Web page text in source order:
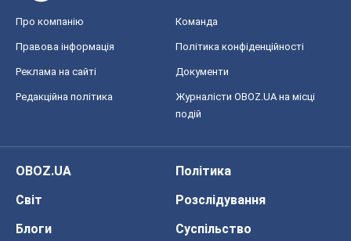
Про компанію Команда
Правова інформація Політика конфіденційності
Реклама на сайті Документи
Редакційна політика
Журналісти OBOZ.UA на місці
подій
OBOZ.UA
Політика
Світ
Розслідування
Блоги
Суспільство